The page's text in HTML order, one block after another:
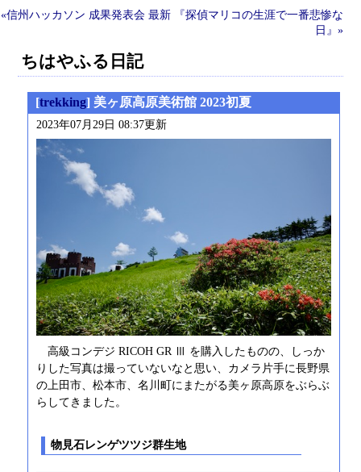
«信州ハッカソン 成果発表会 最新
『探偵マリコの生涯で一番悲惨な
日』»
ちはやふる日記
[trekking] 美ヶ原高原美術館 2023初夏
2023年07月29日 08:37更新
高級コンデジ RICOH GR Ⅲ を購入したものの、しっか
りした写真は撮っていないなと思い、カメラ片手に長野県
の上田市、松本市、名川町にまたがる美ヶ原高原をぶらぶ
らしてきました。
物見石レンゲツツジ群生地